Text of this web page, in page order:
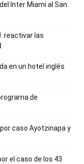
Inter Miami al San
reactivar las
en un hotel inglés
de
caso Ayotzinapa y
el caso de los 43